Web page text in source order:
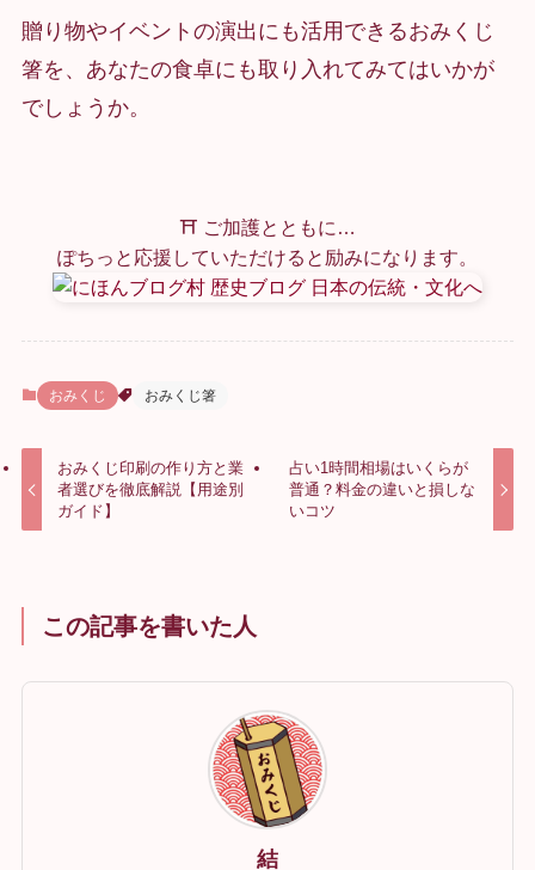
贈り物やイベントの演出にも活用できるおみくじ
箸を、あなたの食卓にも取り入れてみてはいかが
でしょうか。
⛩ ご加護とともに…
ぽちっと応援していただけると励みになります。
おみくじ おみくじ箸
おみくじ印刷の作り方と業
者選びを徹底解説【用途別
ガイド】
占い1時間相場はいくらが
普通？料金の違いと損しな
いコツ
この記事を書いた人
結